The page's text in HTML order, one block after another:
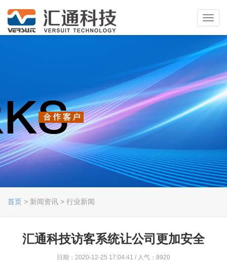
首页 > 新闻资讯 > 行业新闻
汇通科技访客系统让公司更加安全
日期：2020-12-25 17:04:41 / 人气：8920